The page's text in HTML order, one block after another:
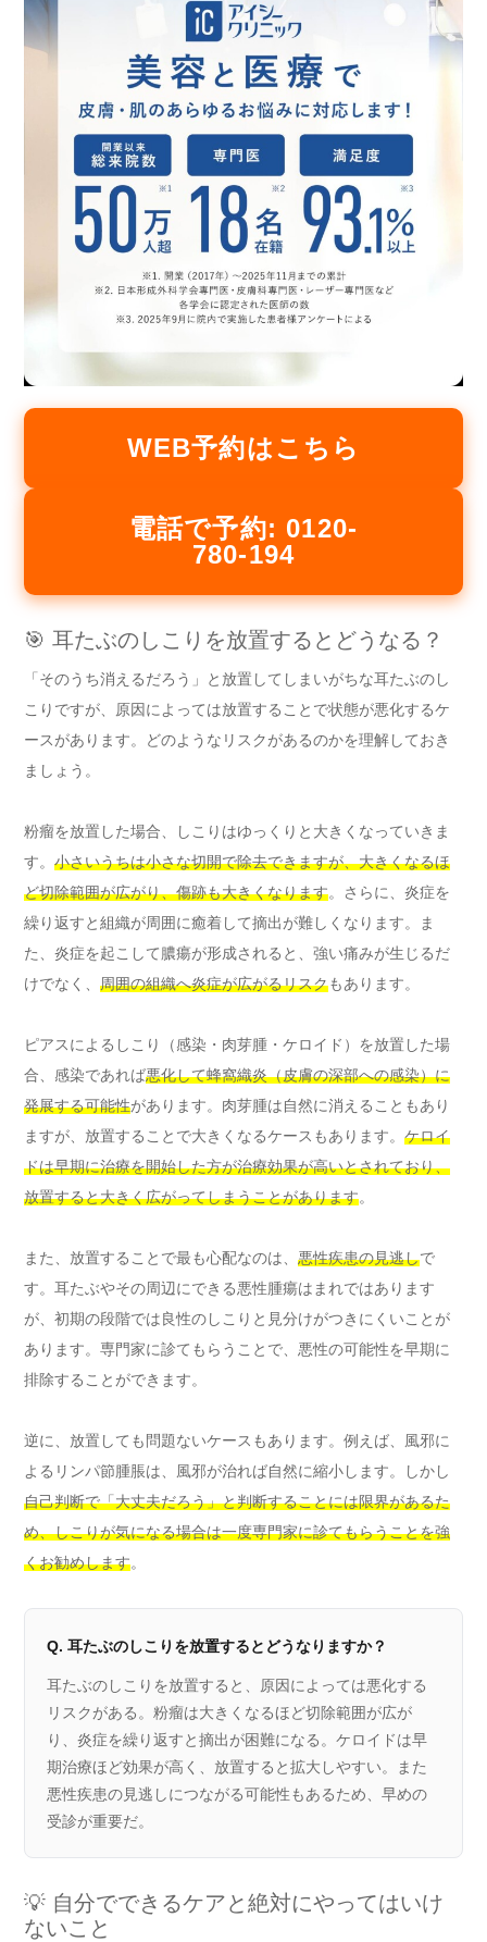
WEB予約はこちら
電話で予約: 0120-
780-194
🎯 耳たぶのしこりを放置するとどうなる？
「そのうち消えるだろう」と放置してしまいがちな耳たぶのし
こりですが、原因によっては放置することで状態が悪化するケ
ースがあります。どのようなリスクがあるのかを理解しておき
ましょう。
粉瘤を放置した場合、しこりはゆっくりと大きくなっていきま
す。 小さいうちは小さな切開で除去できますが、大きくなるほ
ど切除範囲が広がり、傷跡も大きくなります。さらに、炎症を
繰り返すと組織が周囲に癒着して摘出が難しくなります。ま
た、炎症を起こして膿瘍が形成されると、強い痛みが生じるだ
けでなく、 周囲の組織へ炎症が広がるリスクもあります。
ピアスによるしこり（感染・肉芽腫・ケロイド）を放置した場
合、感染であれば悪化して蜂窩織炎（皮膚の深部への感染）に
発展する可能性があります。肉芽腫は自然に消えることもあり
ますが、放置することで大きくなるケースもあります。 ケロイ
ドは早期に治療を開始した方が治療効果が高いとされており、
放置すると大きく広がってしまうことがあります。
また、放置することで最も心配なのは、 悪性疾患の見逃しで
す。耳たぶやその周辺にできる悪性腫瘍はまれではあります
が、初期の段階では良性のしこりと見分けがつきにくいことが
あります。専門家に診てもらうことで、悪性の可能性を早期に
排除することができます。
逆に、放置しても問題ないケースもあります。例えば、風邪に
よるリンパ節腫脹は、風邪が治れば自然に縮小します。しかし
自己判断で「大丈夫だろう」と判断することには限界があるた
め、しこりが気になる場合は一度専門家に診てもらうことを強
くお勧めします。
Q. 耳たぶのしこりを放置するとどうなりますか？
耳たぶのしこりを放置すると、原因によっては悪化する
リスクがある。粉瘤は大きくなるほど切除範囲が広が
り、炎症を繰り返すと摘出が困難になる。ケロイドは早
期治療ほど効果が高く、放置すると拡大しやすい。また
悪性疾患の見逃しにつながる可能性もあるため、早めの
受診が重要だ。
💡 自分でできるケアと絶対にやってはいけ
ないこと